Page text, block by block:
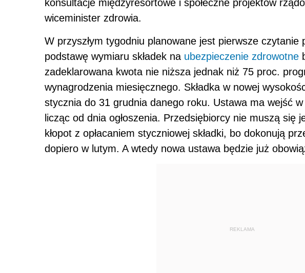
konsultacje międzyresortowe i społeczne projektów
wiceminister zdrowia.
W przyszłym tygodniu planowane jest pierwsze czytanie
podstawę wymiaru składek na ubezpieczenie zdrowotne
zadeklarowana kwota nie niższa jednak niż 75 proc.
wynagrodzenia miesięcznego. Składka w nowej
stycznia do 31 grudnia danego roku. Ustawa ma wejść w
licząc od dnia ogłoszenia. Przedsiębiorcy nie muszą się
kłopot z opłacaniem styczniowej składki, bo dokonują
dopiero w lutym. A wtedy nowa ustawa będzie już
REKLAMA